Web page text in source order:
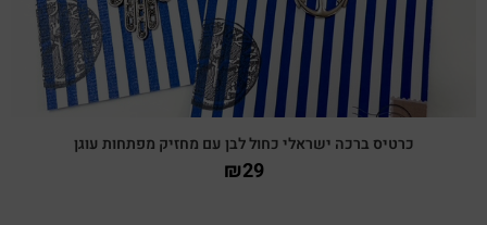
כרטיס ברכה ישראלי כחול לבן עם מחזיק מפתחות עוגן
₪29